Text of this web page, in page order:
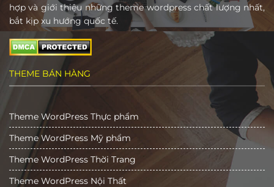
hợp và giới thiệu những theme wordpress chất lượng nhất,
bắt kịp xu hướng quốc tế.
THEME BÁN HÀNG
Theme WordPress Thực phẩm
Theme WordPress Mỹ phẩm
Theme WordPress Thời Trang
Theme WordPress Nội Thất